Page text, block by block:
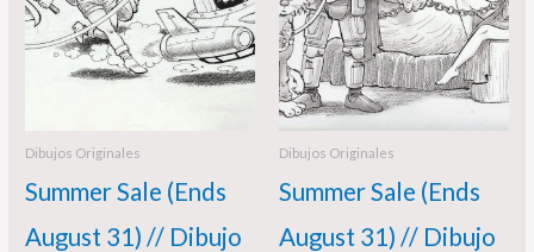
Dibujos Originales
Summer Sale (Ends
August 31) // Dibujo
Dibujos Originales
Summer Sale (Ends
August 31) // Dibujo